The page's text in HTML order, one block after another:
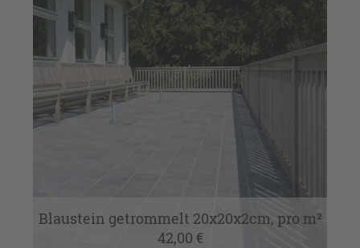
Blaustein getrommelt 20x20x2cm, pro m²
42,00 €